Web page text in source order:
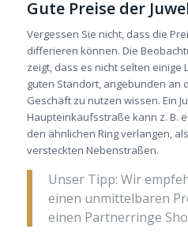
Gute Preise der
Vergessen Sie nicht, dass die
differieren können. Die
zeigt, dass es nicht selten einige
guten Standort, angebunden an
Geschäft zu nutzen wissen. Ein
Haupteinkaufsstraße kann z. B.
den ähnlichen Ring verlangen,
versteckten Nebenstraßen.
Unser Tipp: Wir
einen unmittelbaren
einen Partnerringe